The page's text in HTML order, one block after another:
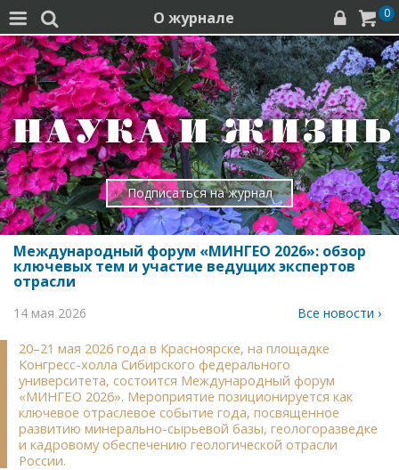
  О журнале   0
Подписаться на журнал
Международный форум «МИНГЕО 2026»: обзор
ключевых тем и участие ведущих экспертов
отрасли
14 мая 2026 Все новости ›
20–21 мая 2026 года в Красноярске, на площадке
Конгресс-холла Сибирского федерального
университета, состоится Международный форум
«МИНГЕО 2026». Мероприятие позиционируется как
ключевое отраслевое событие года, посвященное
развитию минерально-сырьевой базы, геологоразведке
и кадровому обеспечению геологической отрасли
России.